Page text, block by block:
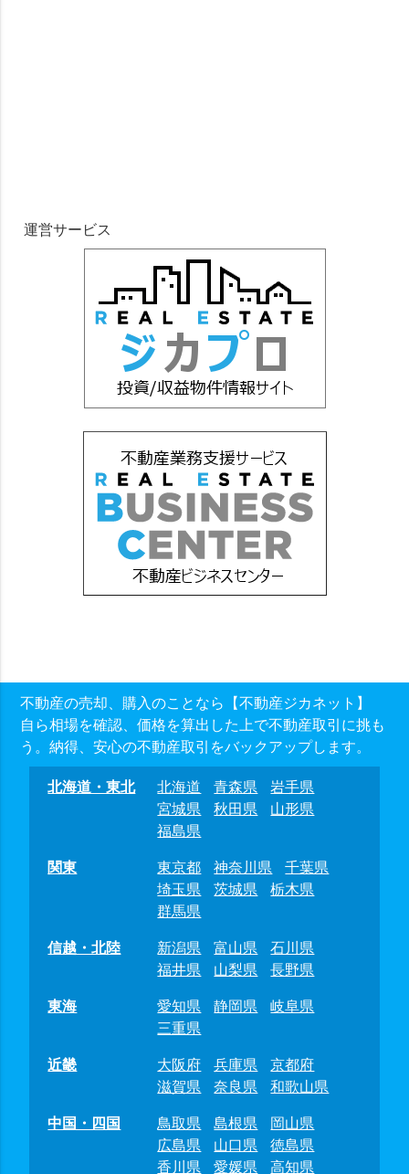
運営サービス
不動産の売却、購入のことなら【不動産ジカネット】
自ら相場を確認、価格を算出した上で不動産取引に挑も
う。納得、安心の不動産取引をバックアップします。
北海道・東北 北海道 青森県
岩手県
宮城県
秋田県
山形県
福島県
関東
東京都 神奈川県
千葉県
埼玉県
茨城県
栃木県
群馬県
信越・北陸
新潟県 富山県
石川県
福井県
山梨県
長野県
東海
愛知県 静岡県
岐阜県
三重県
近畿
大阪府 兵庫県
京都府
滋賀県
奈良県
和歌山県
中国・四国
鳥取県 島根県
岡山県
広島県
山口県
徳島県
香川県
愛媛県 高知県